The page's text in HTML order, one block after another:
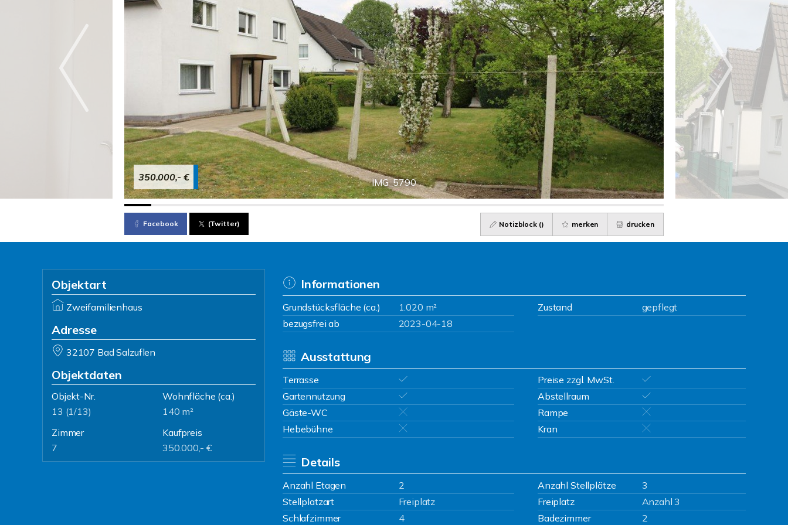
IMG_5790
350.000,- €
Facebook (Twitter) Notizblock () merken drucken
Objektart
Zweifamilienhaus
Adresse
32107 Bad Salzuflen
Objektdaten
Objekt-Nr.
13 (1/13)
Wohnfläche (ca.)
140 m²
Zimmer
7
Kaufpreis
350.000,- €
Informationen
Grundstücksfläche (ca.) 1.020 m² Zustand
gepflegt
bezugsfrei ab
2023-04-18
Ausstattung
Terrasse
Preise zzgl. MwSt.
Gartennutzung
Abstellraum
Gäste-WC
Rampe
Hebebühne
Kran
Details
Anzahl Etagen 2 Anzahl Stellplätze
3
Stellplatzart
Freiplatz Freiplatz
Anzahl 3
Schlafzimmer
4 Badezimmer 2